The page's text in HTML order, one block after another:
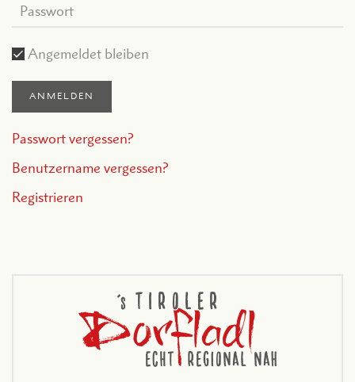
Angemeldet bleiben
ANMELDEN
Passwort vergessen?
Benutzername vergessen?
Registrieren